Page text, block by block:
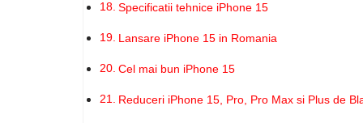
Specificatii tehnice iPhone 15
Lansare iPhone 15 in Romania
Cel mai bun iPhone 15
Reduceri iPhone 15, Pro, Pro Max si Plus de